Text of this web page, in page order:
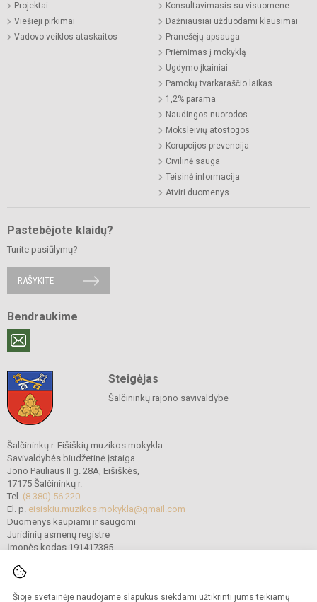
Šioje svetainėje naudojame slapukus siekdami užtikrinti jums teikiamų
Projektai
Viešieji pirkimai
Vadovo veiklos ataskaitos
Konsultavimasis su visuomene
Dažniausiai užduodami klausimai
Pranešėjų apsauga
Priėmimas į mokyklą
Ugdymo įkainiai
Pamokų tvarkaraščio laikas
1,2% parama
Naudingos nuorodos
Moksleivių atostogos
Korupcijos prevencija
Civilinė sauga
Teisinė informacija
Atviri duomenys
Pastebėjote klaidų?
Turite pasiūlymų?
RAŠYKITE
Bendraukime
Steigėjas
Šalčininkų rajono savivaldybė
Šalčininkų r. Eišiškių muzikos mokykla
Savivaldybės biudžetinė įstaiga
Jono Pauliaus II g. 28A, Eišiškės,
17175 Šalčininkų r.
Tel. (8 380) 56 220
El. p. eisiskiu.muzikos.mokykla@gmail.com
Duomenys kaupiami ir saugomi
Juridinių asmenų registre
Įmonės kodas 191417385
© 2022. Šalčininkų r. Eišiškių muzikos mokykla. Visos teisės saugomos.